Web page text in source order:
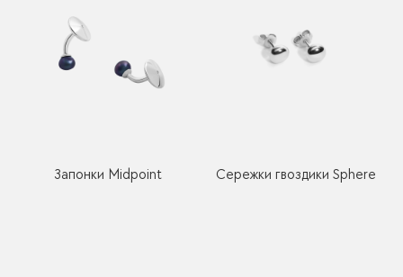
Запонки Midpoint Сережки гвоздики Sphere